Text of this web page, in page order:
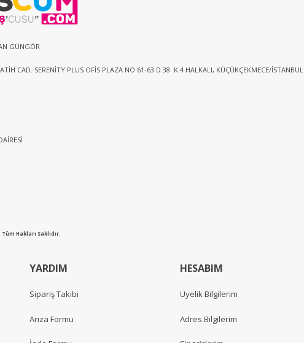
GÜNGÖR
CAD. SERENİTY PLUS OFİS PLAZA NO:61-63 D:38 K:4 HALKALI, KÜÇÜKÇEKMECE/İSTANBUL
Tüm Hakları Saklıdır.
YARDIM
Sipariş Takibi
Arıza Formu
HESABIM
Üyelik Bilgilerim
Adres Bilgilerim